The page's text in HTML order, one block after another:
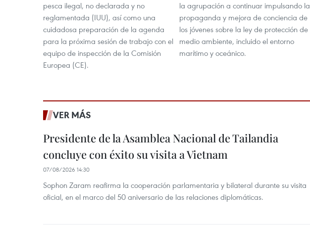
pesca ilegal, no declarada y no
reglamentada (IUU), así como una
cuidadosa preparación de la agenda
para la próxima sesión de trabajo con el
equipo de inspección de la Comisión
Europea (CE).
la agrupación a continuar impulsando la
propaganda y mejora de conciencia de
los jóvenes sobre la ley de protección de
medio ambiente, incluido el entorno
marítimo y oceánico.
VER MÁS
Presidente de la Asamblea Nacional de Tailandia
concluye con éxito su visita a Vietnam
07/08/2026 14:30
Sophon Zaram reafirma la cooperación parlamentaria y bilateral durante su visita
oficial, en el marco del 50 aniversario de las relaciones diplomáticas.